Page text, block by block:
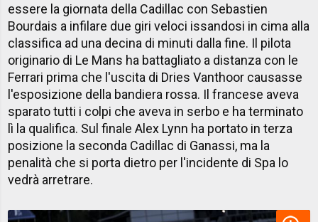
essere la giornata della Cadillac con Sebastien
Bourdais a infilare due giri veloci issandosi in cima alla
classifica ad una decina di minuti dalla fine. Il pilota
originario di Le Mans ha battagliato a distanza con le
Ferrari prima che l'uscita di Dries Vanthoor causasse
l'esposizione della bandiera rossa. Il francese aveva
sparato tutti i colpi che aveva in serbo e ha terminato
lì la qualifica. Sul finale Alex Lynn ha portato in terza
posizione la seconda Cadillac di Ganassi, ma la
penalità che si porta dietro per l'incidente di Spa lo
vedrà arretrare.